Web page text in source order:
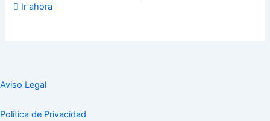
Ir ahora
Aviso Legal
Politica de Privacidad